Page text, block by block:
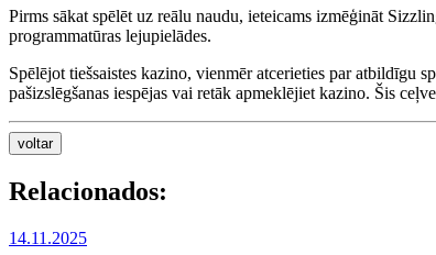
Pirms sākat spēlēt uz reālu naudu, ieteicams izmēģināt
programmatūras lejupielādes.
Spēlējot tiešsaistes kazino, vienmēr atcerieties par atbildīgu
pašizslēgšanas iespējas vai retāk apmeklējiet kazino. Šis
voltar
Relacionados:
14.11.2025